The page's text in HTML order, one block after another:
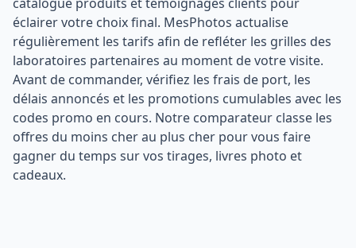
éclairer votre choix final. MesPhotos actualise
régulièrement les tarifs afin de refléter les grilles des
laboratoires partenaires au moment de votre visite.
Avant de commander, vérifiez les frais de port, les
délais annoncés et les promotions cumulables avec les
codes promo en cours. Notre comparateur classe les
offres du moins cher au plus cher pour vous faire
gagner du temps sur vos tirages, livres photo et
cadeaux.